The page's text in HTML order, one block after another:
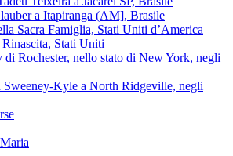
a Itapiranga (AM], Brasile
Sacra Famiglia, Stati Uniti d’America
Stati Uniti
di Rochester, nello stato di New York, negli
Sweeney-Kyle a North Ridgeville, negli